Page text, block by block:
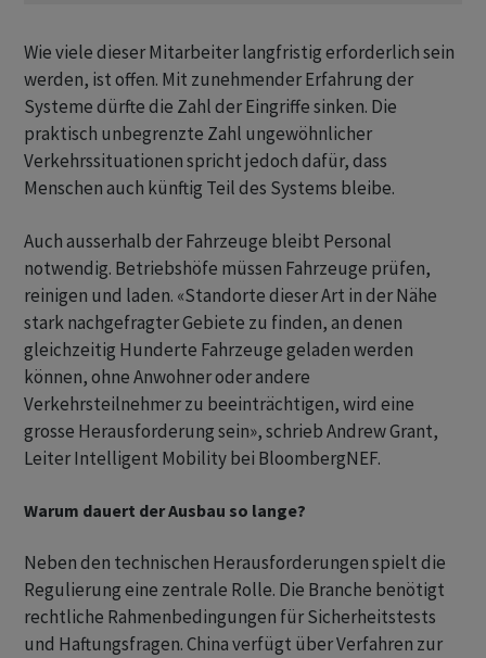
Wie viele dieser Mitarbeiter langfristig erforderlich sein
werden, ist offen. Mit zunehmender Erfahrung der
Systeme dürfte die Zahl der Eingriffe sinken. Die
praktisch unbegrenzte Zahl ungewöhnlicher
Verkehrssituationen spricht jedoch dafür, dass
Menschen auch künftig Teil des Systems bleibe.
Auch ausserhalb der Fahrzeuge bleibt Personal
notwendig. Betriebshöfe müssen Fahrzeuge prüfen,
reinigen und laden. «Standorte dieser Art in der Nähe
stark nachgefragter Gebiete zu finden, an denen
gleichzeitig Hunderte Fahrzeuge geladen werden
können, ohne Anwohner oder andere
Verkehrsteilnehmer zu beeinträchtigen, wird eine
grosse Herausforderung sein», schrieb Andrew Grant,
Leiter Intelligent Mobility bei BloombergNEF.
Warum dauert der Ausbau so lange?
Neben den technischen Herausforderungen spielt die
Regulierung eine zentrale Rolle. Die Branche benötigt
rechtliche Rahmenbedingungen für Sicherheitstests
und Haftungsfragen. China verfügt über Verfahren zur